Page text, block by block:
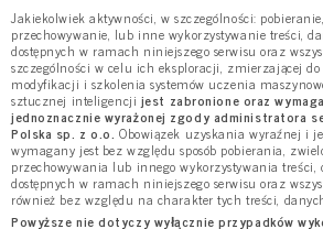
Jakiekolwiek aktywności, w szczególności:
przechowywanie, lub inne wykorzystywanie treści,
dostępnych w ramach niniejszego serwisu oraz
szczególności w celu ich eksploracji, zmierzającej
modyfikacji i szkolenia systemów uczenia
sztucznej inteligencji jest zabronione oraz
jednoznacznie wyrażonej zgody administratora
Polska sp. z o.o. Obowiązek uzyskania wyraźnej i
wymagany jest bez względu sposób pobierania,
przechowywania lub innego wykorzystywania
dostępnych w ramach niniejszego serwisu oraz
również bez względu na charakter tych treści,
Powyższe nie dotyczy wyłącznie przypadków